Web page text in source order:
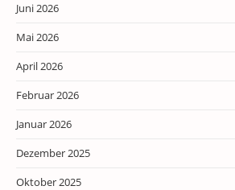
Juni 2026
Mai 2026
April 2026
Februar 2026
Januar 2026
Dezember 2025
Oktober 2025